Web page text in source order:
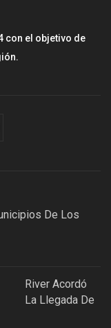
con el objetivo de
De Los
River Acordó
La Llegada De